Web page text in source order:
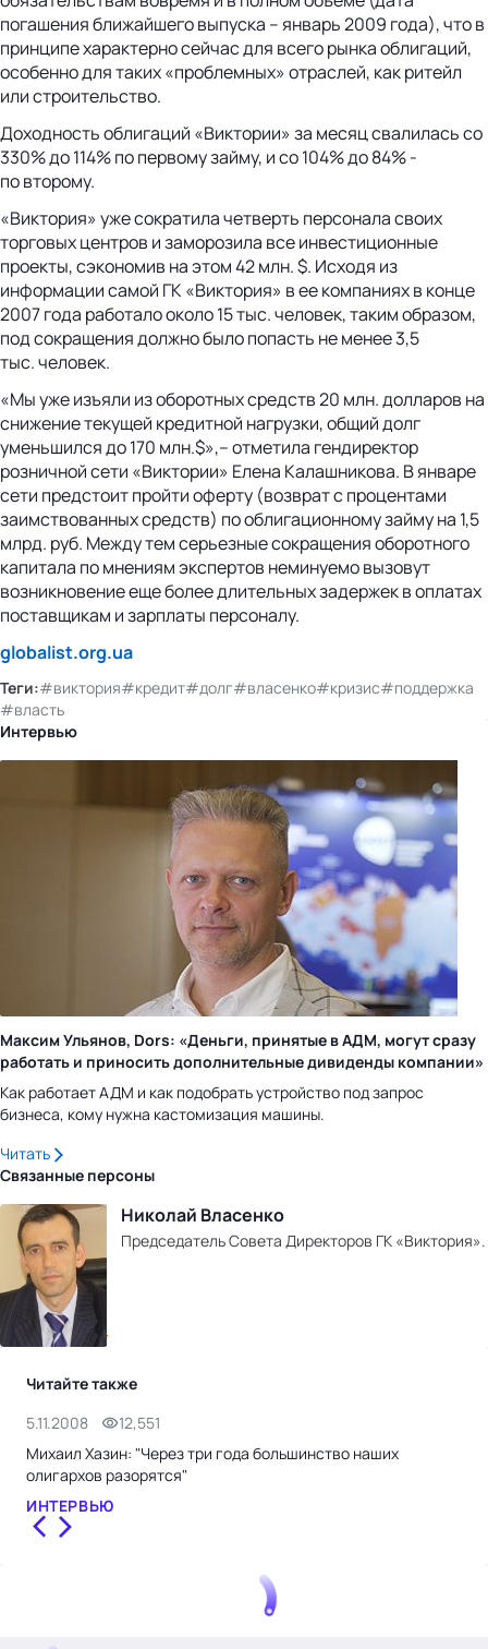
погашения ближайшего выпуска – январь 2009 года), что в
принципе характерно сейчас для всего рынка облигаций,
особенно для таких «проблемных» отраслей, как ритейл
или строительство.
Доходность облигаций «Виктории» за месяц свалилась со
330% до 114% по первому займу, и со 104% до 84% -
по второму.
«Виктория» уже сократила четверть персонала своих
торговых центров и заморозила все инвестиционные
проекты, сэкономив на этом 42 млн. $. Исходя из
информации самой ГК «Виктория» в ее компаниях в конце
2007 года работало около 15 тыс. человек, таким образом,
под сокращения должно было попасть не менее 3,5
тыс. человек.
«Мы уже изъяли из оборотных средств 20 млн. долларов на
снижение текущей кредитной нагрузки, общий долг
уменьшился до 170 млн.$»,– отметила гендиректор
розничной сети «Виктории» Елена Калашникова. В январе
сети предстоит пройти оферту (возврат с процентами
заимствованных средств) по облигационному займу на 1,5
млрд. руб. Между тем серьезные сокращения оборотного
капитала по мнениям экспертов неминуемо вызовут
возникновение еще более длительных задержек в оплатах
поставщикам и зарплаты персоналу.
globalist.org.ua
Теги:#виктория#кредит#долг#власенко#кризис#поддержка
#власть
Интервью
Максим Ульянов, Dors: «Деньги, принятые в АДМ, могут сразу
работать и приносить дополнительные дивиденды компании»
Как работает АДМ и как подобрать устройство под запрос
бизнеса, кому нужна кастомизация машины.
Читать
Связанные персоны
Николай Власенко
Председатель Совета Директоров ГК «Виктория».
Читайте также
5.11.2008
12,551
Михаил Хазин: "Через три года большинство наших
олигархов разорятся"
ИНТЕРВЬЮ